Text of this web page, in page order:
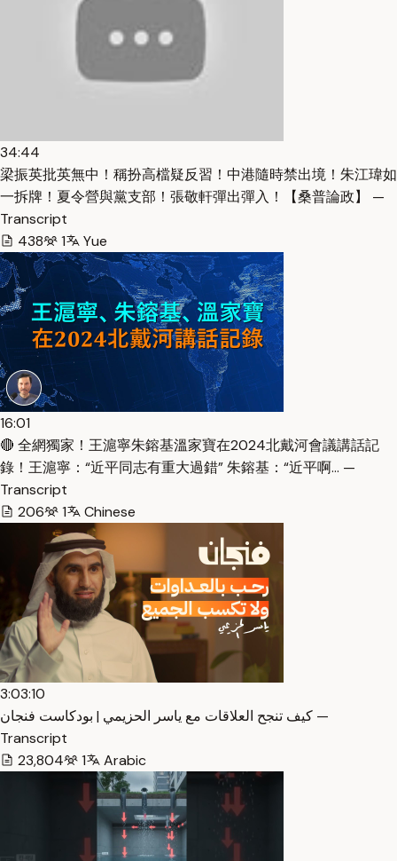
34:44
梁振英批英無中！稱扮高檔疑反習！中港隨時禁出境！朱江瑋如
一拆牌！夏令營與黨支部！張敬軒彈出彈入！【桑普論政】 —
Transcript
438
1 Yue
16:01
🔴 全網獨家！王滬寧朱鎔基溫家寶在2024北戴河會議講話記
錄！王滬寧：“近平同志有重大過錯” 朱鎔基：“近平啊… —
Transcript
206
1 Chinese
3:03:10
كيف تنجح العلاقات مع ياسر الحزيمي | بودكاست فنجان —
Transcript
23,804
1 Arabic